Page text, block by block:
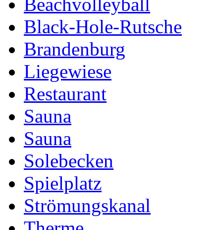
Beachvolleyball
Black-Hole-Rutsche
Brandenburg
Liegewiese
Restaurant
Sauna
Sauna
Solebecken
Spielplatz
Strömungskanal